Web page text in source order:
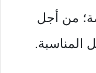
من أجل
المناسبة.